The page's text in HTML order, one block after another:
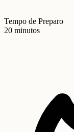
Tempo de Preparo
20 minutos